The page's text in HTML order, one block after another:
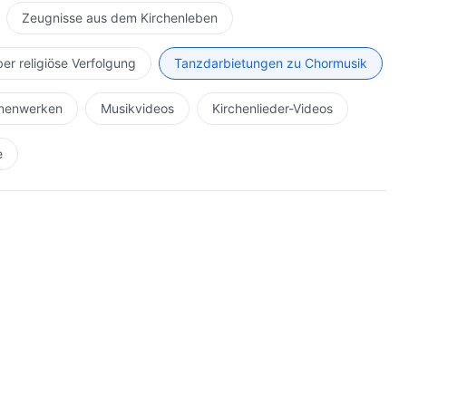
bis zum Ende.
begrüßen.
bis zum Ende.
begrüßen.
begrüßen.
Zeugnisse aus dem Kirchenleben
religiöse Verfolgung Tanzdarbietungen zu Chormusik
Musikvideos Kirchenlieder-Videos